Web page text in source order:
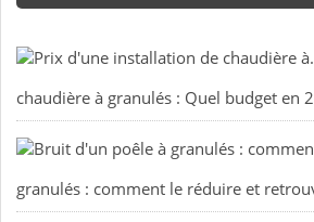
chaudière à granulés : Quel budget en
granulés : comment le réduire et